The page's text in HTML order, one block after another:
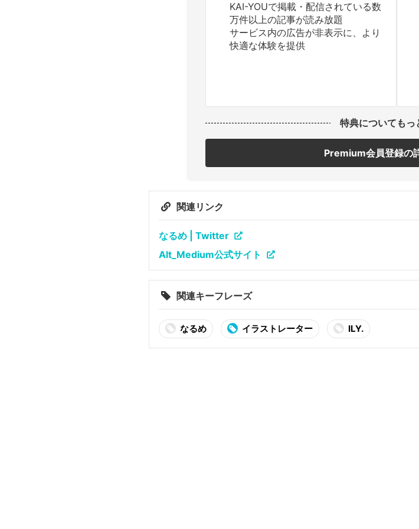
KAI-YOUで掲載・配信されている数
万件以上の記事が読み放題
サービス内の広告が非表示に、より
快適な体験を提供
特典についてもっ
Premium会員登録の
関連リンク
なるめ | Twitter
Alt_Medium公式サイト
関連キーフレーズ
なるめ イラストレーター ILY.